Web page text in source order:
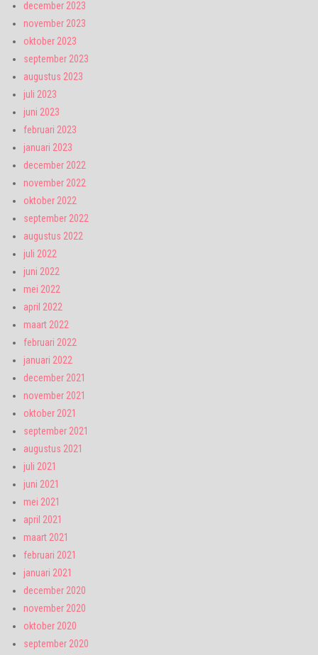
december 2023
november 2023
oktober 2023
september 2023
augustus 2023
juli 2023
juni 2023
februari 2023
januari 2023
december 2022
november 2022
oktober 2022
september 2022
augustus 2022
juli 2022
juni 2022
mei 2022
april 2022
maart 2022
februari 2022
januari 2022
december 2021
november 2021
oktober 2021
september 2021
augustus 2021
juli 2021
juni 2021
mei 2021
april 2021
maart 2021
februari 2021
januari 2021
december 2020
november 2020
oktober 2020
september 2020